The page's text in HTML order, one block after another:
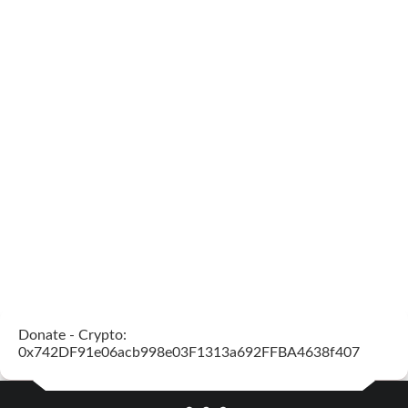
Donate - Crypto:
0x742DF91e06acb998e03F1313a692FFBA4638f407